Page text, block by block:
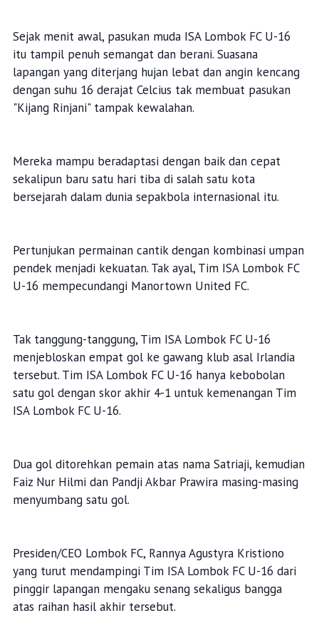
Sejak menit awal, pasukan muda ISA Lombok FC U-16
itu tampil penuh semangat dan berani. Suasana
lapangan yang diterjang hujan lebat dan angin kencang
dengan suhu 16 derajat Celcius tak membuat pasukan
"Kijang Rinjani" tampak kewalahan.
Mereka mampu beradaptasi dengan baik dan cepat
sekalipun baru satu hari tiba di salah satu kota
bersejarah dalam dunia sepakbola internasional itu.
Pertunjukan permainan cantik dengan kombinasi umpan
pendek menjadi kekuatan. Tak ayal, Tim ISA Lombok FC
U-16 mempecundangi Manortown United FC.
Tak tanggung-tanggung, Tim ISA Lombok FC U-16
menjebloskan empat gol ke gawang klub asal Irlandia
tersebut. Tim ISA Lombok FC U-16 hanya kebobolan
satu gol dengan skor akhir 4-1 untuk kemenangan Tim
ISA Lombok FC U-16.
Dua gol ditorehkan pemain atas nama Satriaji, kemudian
Faiz Nur Hilmi dan Pandji Akbar Prawira masing-masing
menyumbang satu gol.
Presiden/CEO Lombok FC, Rannya Agustyra Kristiono
yang turut mendampingi Tim ISA Lombok FC U-16 dari
pinggir lapangan mengaku senang sekaligus bangga
atas raihan hasil akhir tersebut.